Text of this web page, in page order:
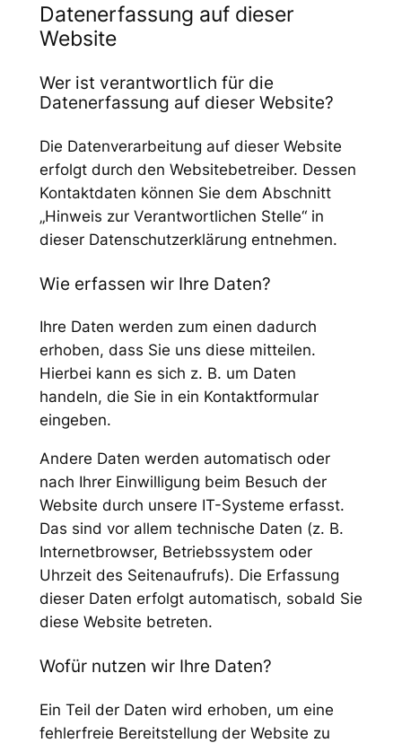
Datenerfassung auf dieser
Website
Wer ist verantwortlich für die
Datenerfassung auf dieser Website?
Die Datenverarbeitung auf dieser Website
erfolgt durch den Websitebetreiber. Dessen
Kontaktdaten können Sie dem Abschnitt
„Hinweis zur Verantwortlichen Stelle“ in
dieser Datenschutzerklärung entnehmen.
Wie erfassen wir Ihre Daten?
Ihre Daten werden zum einen dadurch
erhoben, dass Sie uns diese mitteilen.
Hierbei kann es sich z. B. um Daten
handeln, die Sie in ein Kontaktformular
eingeben.
Andere Daten werden automatisch oder
nach Ihrer Einwilligung beim Besuch der
Website durch unsere IT-Systeme erfasst.
Das sind vor allem technische Daten (z. B.
Internetbrowser, Betriebssystem oder
Uhrzeit des Seitenaufrufs). Die Erfassung
dieser Daten erfolgt automatisch, sobald Sie
diese Website betreten.
Wofür nutzen wir Ihre Daten?
Ein Teil der Daten wird erhoben, um eine
fehlerfreie Bereitstellung der Website zu